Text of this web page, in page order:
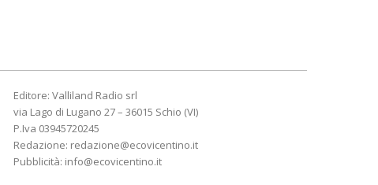
Editore: Valliland Radio srl
via Lago di Lugano 27 – 36015 Schio (VI)
P.Iva 03945720245
Redazione: redazione@ecovicentino.it
Pubblicità: info@ecovicentino.it